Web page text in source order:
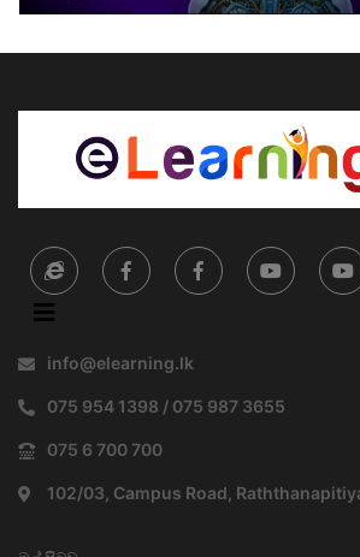
info@elearning.lk
075 954 1398 / 075 987 3655
075 6 700 700
102/03, Campus Road,